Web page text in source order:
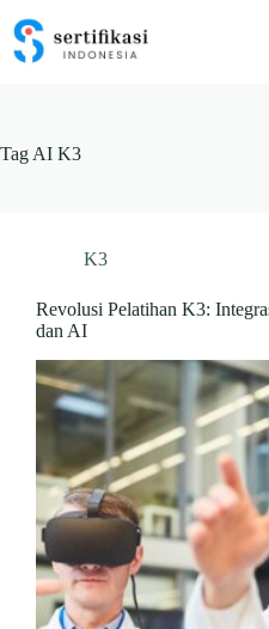
content
Tag AI K3
K3
Revolusi Pelatihan K3:
dan AI